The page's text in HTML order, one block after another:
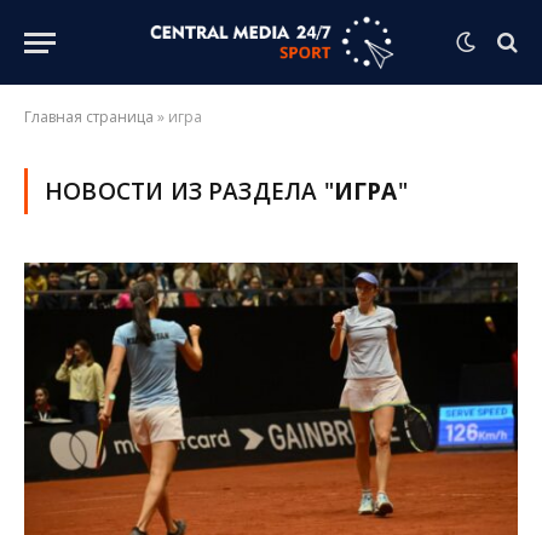
Главная страница » игра
НОВОСТИ ИЗ РАЗДЕЛА "ИГРА"